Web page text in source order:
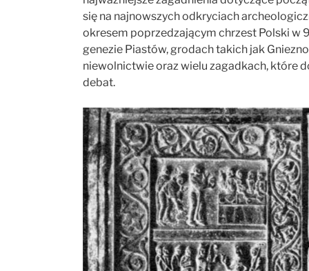
się na najnowszych odkryciach
okresem poprzedzającym chrzest Polski w
genezie Piastów, grodach takich jak
niewolnictwie oraz wielu zagadkach, które
debat.